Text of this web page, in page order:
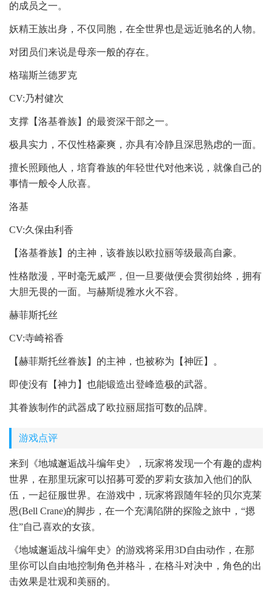
的成员之一。
妖精王族出身，不仅同胞，在全世界也是远近驰名的人物。
对团员们来说是母亲一般的存在。
格瑞斯兰德罗克
CV:乃村健次
支撑【洛基眷族】的最资深干部之一。
极具实力，不仅性格豪爽，亦具有冷静且深思熟虑的一面。
擅长照顾他人，培育眷族的年轻世代对他来说，就像自己的
事情一般令人欣喜。
洛基
CV:久保由利香
【洛基眷族】的主神，该眷族以欧拉丽等级最高自豪。
性格散漫，平时毫无威严，但一旦要做便会贯彻始终，拥有
大胆无畏的一面。与赫斯缇雅水火不容。
赫菲斯托丝
CV:寺崎裕香
【赫菲斯托丝眷族】的主神，也被称为【神匠】。
即使没有【神力】也能锻造出登峰造极的武器。
其眷族制作的武器成了欧拉丽屈指可数的品牌。
游戏点评
来到《地城邂逅战斗编年史》，玩家将发现一个有趣的虚构
世界，在那里玩家可以招募可爱的罗莉女孩加入他们的队
伍，一起征服世界。在游戏中，玩家将跟随年轻的贝尔克莱
恩(Bell Crane)的脚步，在一个充满陷阱的探险之旅中，“摁
住”自己喜欢的女孩。
《地城邂逅战斗编年史》的游戏将采用3D自由动作，在那
里你可以自由地控制角色并格斗，在格斗对决中，角色的出
击效果是壮观和美丽的。